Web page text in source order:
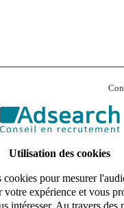
Utilisation des cookies
pour mesurer
votre expérience et vous
intéresser. Au travers des